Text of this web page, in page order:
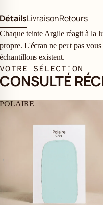
DétailsLivraisonRetours
Chaque teinte Argile réagit à la
propre. L'écran ne peut pas
échantillons existent.
VOTRE SÉLECTION
CONSULTÉ
POLAIRE